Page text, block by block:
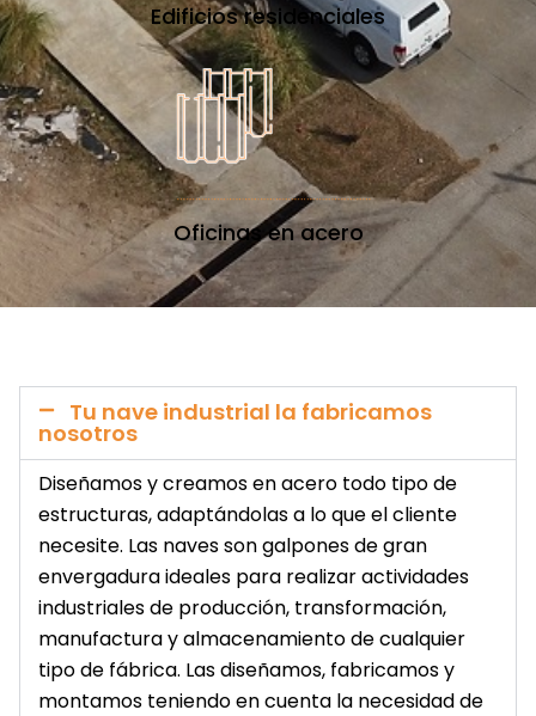
Edificios residenciales
Oficinas en acero
Tu nave industrial la fabricamos
nosotros
Diseñamos y creamos en acero todo tipo de
estructuras, adaptándolas a lo que el cliente
necesite. Las naves son galpones de gran
envergadura ideales para realizar actividades
industriales de producción, transformación,
manufactura y almacenamiento de cualquier
tipo de fábrica. Las diseñamos, fabricamos y
montamos teniendo en cuenta la necesidad de